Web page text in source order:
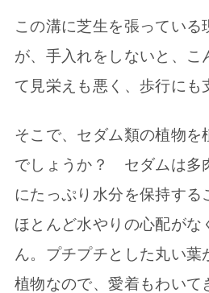
この溝に芝生を張っている
が、手入れをしないと、こ
て見栄えも悪く、歩行にも
そこで、セダム類の植物を
でしょうか？ セダムは多
にたっぷり水分を保持する
ほとんど水やりの心配がな
ん。プチプチとした丸い葉
植物なので、愛着もわいて